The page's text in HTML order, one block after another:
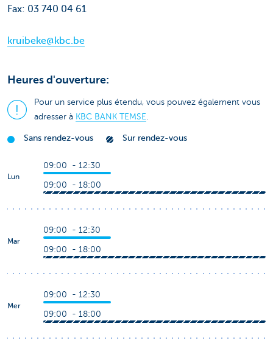
Fax: 03 740 04 61
kruibeke@kbc.be
Heures d'ouverture:
Pour un service plus étendu, vous pouvez également vous
adresser à KBC BANK TEMSE.
Sans rendez-vous Sur rendez-vous
Lun
09:00 - 12:30
09:00 - 18:00
Mar
09:00 - 12:30
09:00 - 18:00
Mer
09:00 - 12:30
09:00 - 18:00